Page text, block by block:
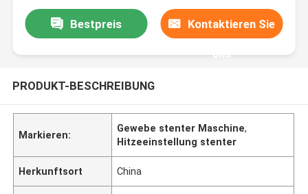
Bestpreis Kontaktieren Sie
uns
PRODUKT-BESCHREIBUNG
Markieren:
Gewebe stenter Maschine,
Hitzeeinstellung stenter
Herkunftsort China